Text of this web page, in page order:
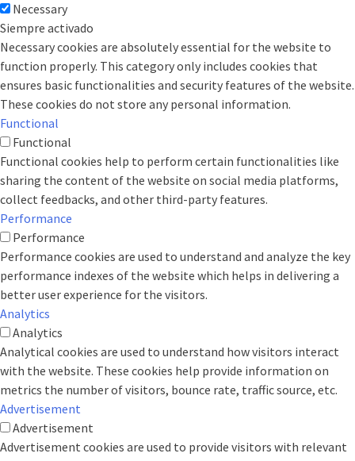
Necessary
Siempre activado
Necessary cookies are absolutely essential for the website to
function properly. This category only includes cookies that
ensures basic functionalities and security features of the website.
These cookies do not store any personal information.
Functional
Functional
Functional cookies help to perform certain functionalities like
sharing the content of the website on social media platforms,
collect feedbacks, and other third-party features.
Performance
Performance
Performance cookies are used to understand and analyze the key
performance indexes of the website which helps in delivering a
better user experience for the visitors.
Analytics
Analytics
Analytical cookies are used to understand how visitors interact
with the website. These cookies help provide information on
metrics the number of visitors, bounce rate, traffic source, etc.
Advertisement
Advertisement
Advertisement cookies are used to provide visitors with relevant